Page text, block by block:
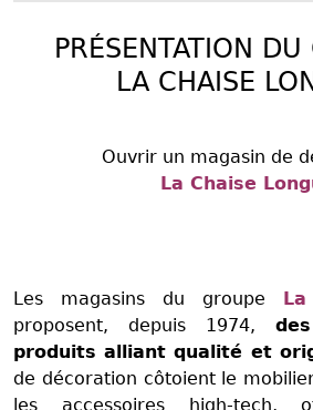
PRÉSENTATION DU
LA CHAISE
Ouvrir un magasin de
La Chaise
Les magasins du groupe
proposent, depuis 1974,
produits alliant qualité et
de décoration côtoient le
les accessoires high-tech,